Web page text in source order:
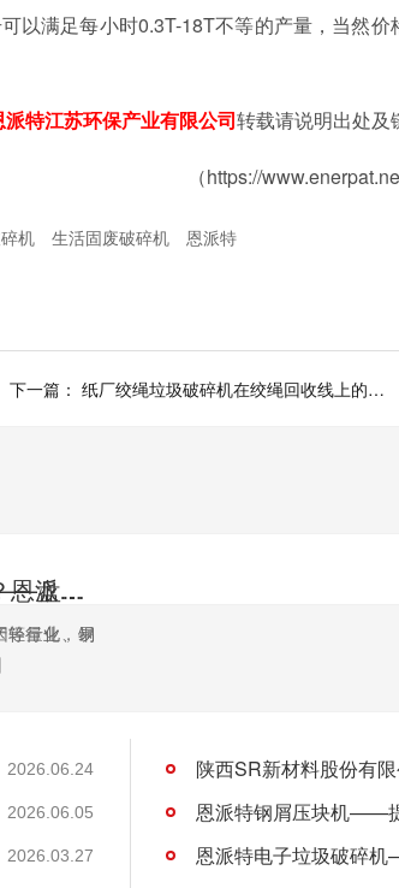
以满足每小时0.3T-18T不等的产量，当然价
派特江苏环保产业有限公司转载请说明出处及
（https://
机 生活固废破碎机
恩派特
下一篇： 纸厂绞绳垃圾破碎机在绞绳回收线上的作用分析
恩派特CNC铝屑压饼机——盘活废屑价值，赋能机加工绿色回收！
轻量化、易
如何高效去除铜屑油污？恩派特铜屑脱油机给出答案！
等行业，铜
2026.06.24
2026.06.05
2026.03.27